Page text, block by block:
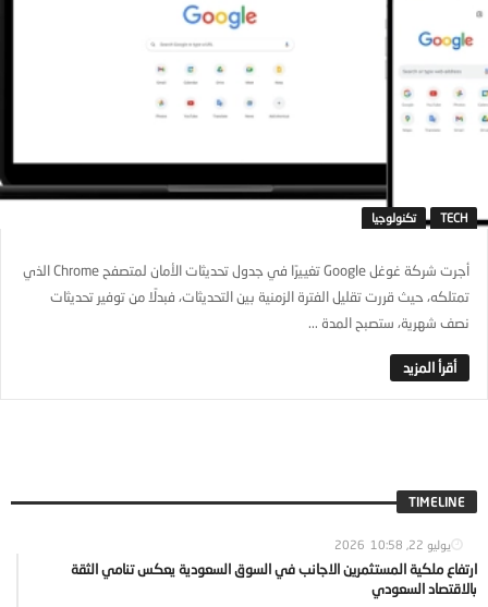
TECH تكنولوجيا
أجرت شركة غوغل Google تغييرًا في جدول تحديثات الأمان لمتصفح Chrome الذي
تمتلكه، حيث قررت تقليل الفترة الزمنية بين التحديثات، فبدلًا من توفير تحديثات
نصف شهرية، ستصبح المدة ...
TIMELINE
يوليو 22, 2026 10:58
ارتفاع ملكية المستثمرين الاجانب في السوق السعودية يعكس تنامي الثقة
بالاقتصاد السعودي